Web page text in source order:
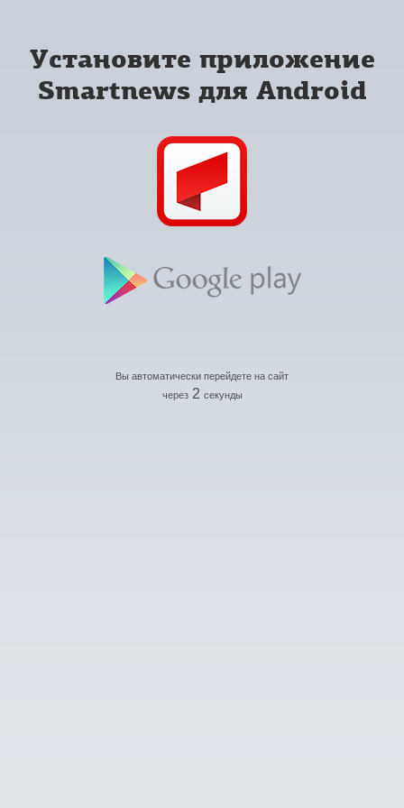
Установите приложение
Smartnews для Android
Вы автоматически перейдете на сайт
через 2 секунды